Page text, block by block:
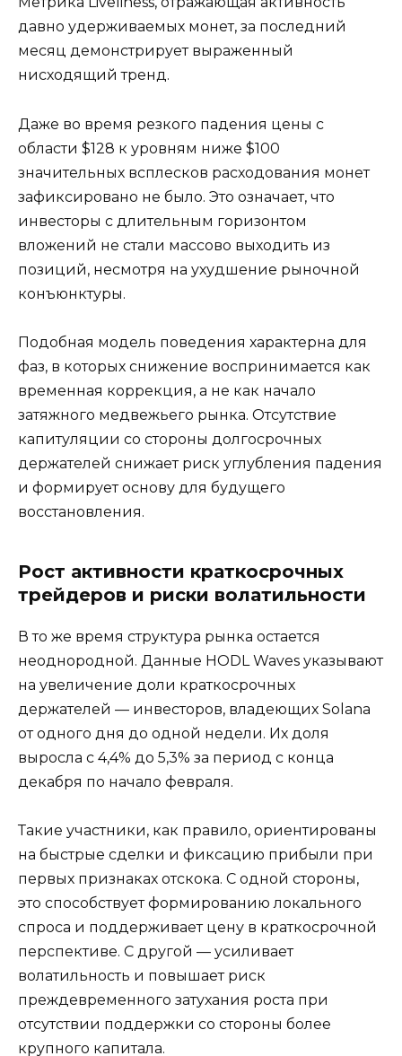
давно удерживаемых монет, за последний
месяц демонстрирует выраженный
нисходящий тренд.
Даже во время резкого падения цены с
области $128 к уровням ниже $100
значительных всплесков расходования монет
зафиксировано не было. Это означает, что
инвесторы с длительным горизонтом
вложений не стали массово выходить из
позиций, несмотря на ухудшение рыночной
конъюнктуры.
Подобная модель поведения характерна для
фаз, в которых снижение воспринимается как
временная коррекция, а не как начало
затяжного медвежьего рынка. Отсутствие
капитуляции со стороны долгосрочных
держателей снижает риск углубления падения
и формирует основу для будущего
восстановления.
Рост активности краткосрочных
трейдеров и риски волатильности
В то же время структура рынка остается
неоднородной. Данные HODL Waves указывают
на увеличение доли краткосрочных
держателей — инвесторов, владеющих Solana
от одного дня до одной недели. Их доля
выросла с 4,4% до 5,3% за период с конца
декабря по начало февраля.
Такие участники, как правило, ориентированы
на быстрые сделки и фиксацию прибыли при
первых признаках отскока. С одной стороны,
это способствует формированию локального
спроса и поддерживает цену в краткосрочной
перспективе. С другой — усиливает
волатильность и повышает риск
преждевременного затухания роста при
отсутствии поддержки со стороны более
крупного капитала.